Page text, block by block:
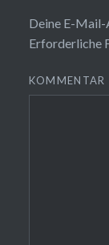
Deine E-
Erforderliche
KOMMENTAR